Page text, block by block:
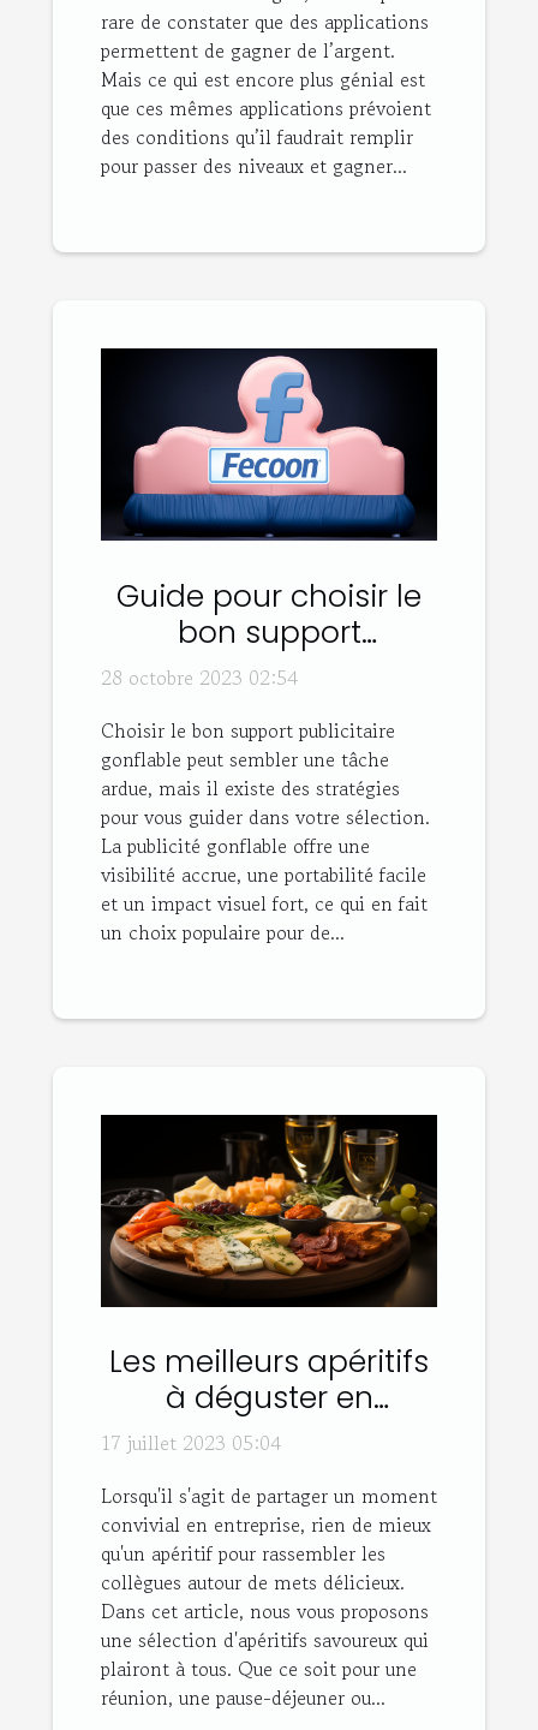
rare de constater que des applications
permettent de gagner de l’argent.
Mais ce qui est encore plus génial est
que ces mêmes applications prévoient
des conditions qu’il faudrait remplir
pour passer des niveaux et gagner...
Guide pour choisir le
bon support
publicitaire gonflable
28 octobre 2023 02:54
Choisir le bon support publicitaire
gonflable peut sembler une tâche
ardue, mais il existe des stratégies
pour vous guider dans votre sélection.
La publicité gonflable offre une
visibilité accrue, une portabilité facile
et un impact visuel fort, ce qui en fait
un choix populaire pour de...
Les meilleurs apéritifs
à déguster en
entreprise
17 juillet 2023 05:04
Lorsqu'il s'agit de partager un moment
convivial en entreprise, rien de mieux
qu'un apéritif pour rassembler les
collègues autour de mets délicieux.
Dans cet article, nous vous proposons
une sélection d'apéritifs savoureux qui
plairont à tous. Que ce soit pour une
réunion, une pause-déjeuner ou...